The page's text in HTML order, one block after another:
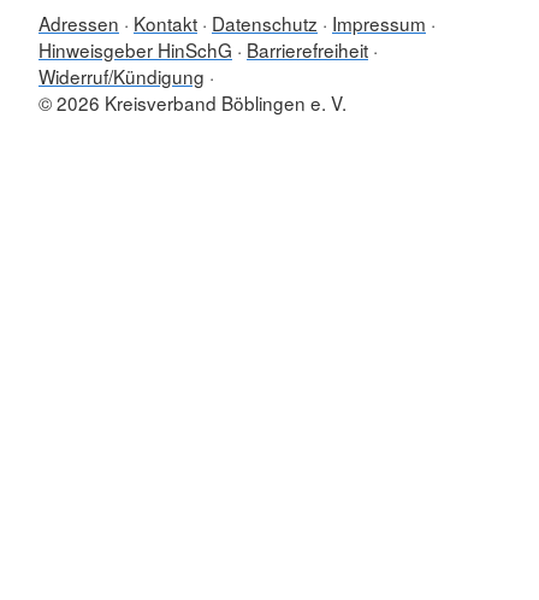
Adressen Kontakt Datenschutz
Impressum
Hinweisgeber HinSchG
Barrierefreiheit
Widerruf/Kündigung
© 2026 Kreisverband Böblingen e. V.